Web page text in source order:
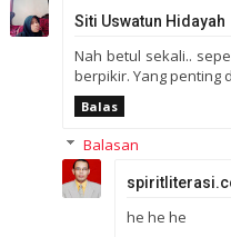
Siti Uswatun Hidayah
Nah betul sekali..
berpikir. Yang penting
Balas
Balasan
he he he